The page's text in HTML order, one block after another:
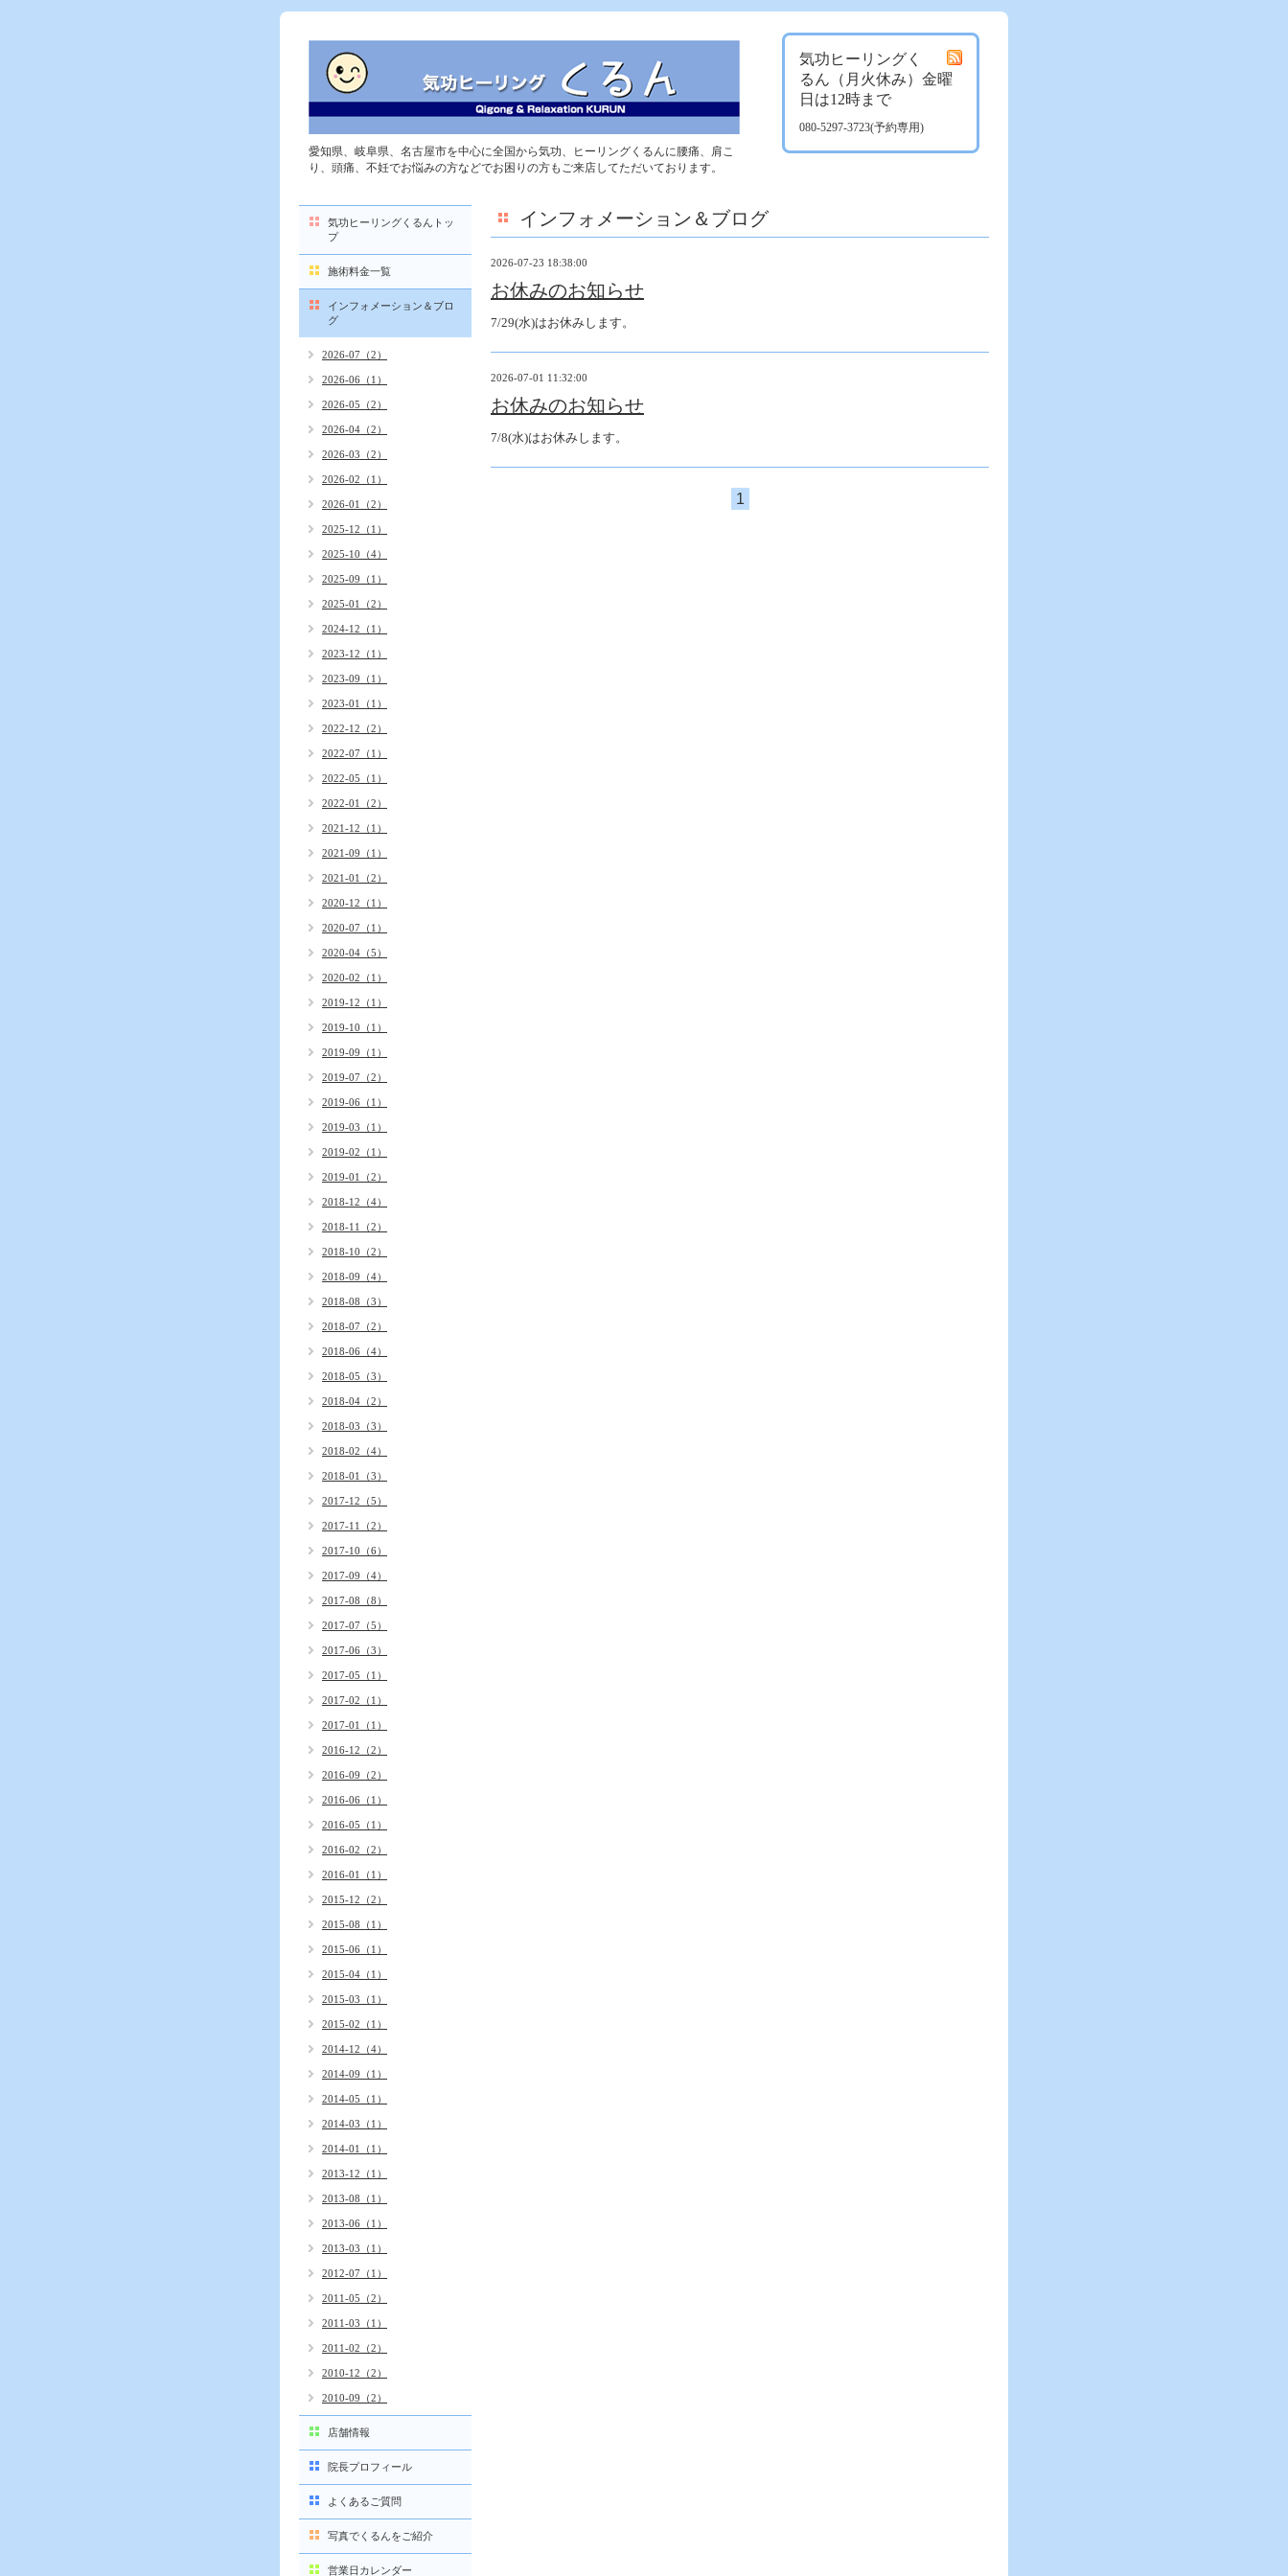
気功ヒーリングく
るん（月火休み）金曜
日は12時まで
080-5297-3723(予約専用)
愛知県、岐阜県、名古屋市を中心に全国から気功、ヒーリングくるんに腰痛、肩こ
り、頭痛、不妊でお悩みの方などでお困りの方もご来店してただいております。
インフォメーション＆ブログ
2026-07-23 18:38:00
お休みのお知らせ
7/29(水)はお休みします。
2026-07-01 11:32:00
お休みのお知らせ
7/8(水)はお休みします。
1
気功ヒーリングくるんトッ
プ
施術料金一覧
インフォメーション＆ブロ
グ
2026-07（2）
2026-06（1）
2026-05（2）
2026-04（2）
2026-03（2）
2026-02（1）
2026-01（2）
2025-12（1）
2025-10（4）
2025-09（1）
2025-01（2）
2024-12（1）
2023-12（1）
2023-09（1）
2023-01（1）
2022-12（2）
2022-07（1）
2022-05（1）
2022-01（2）
2021-12（1）
2021-09（1）
2021-01（2）
2020-12（1）
2020-07（1）
2020-04（5）
2020-02（1）
2019-12（1）
2019-10（1）
2019-09（1）
2019-07（2）
2019-06（1）
2019-03（1）
2019-02（1）
2019-01（2）
2018-12（4）
2018-11（2）
2018-10（2）
2018-09（4）
2018-08（3）
2018-07（2）
2018-06（4）
2018-05（3）
2018-04（2）
2018-03（3）
2018-02（4）
2018-01（3）
2017-12（5）
2017-11（2）
2017-10（6）
2017-09（4）
2017-08（8）
2017-07（5）
2017-06（3）
2017-05（1）
2017-02（1）
2017-01（1）
2016-12（2）
2016-09（2）
2016-06（1）
2016-05（1）
2016-02（2）
2016-01（1）
2015-12（2）
2015-08（1）
2015-06（1）
2015-04（1）
2015-03（1）
2015-02（1）
2014-12（4）
2014-09（1）
2014-05（1）
2014-03（1）
2014-01（1）
2013-12（1）
2013-08（1）
2013-06（1）
2013-03（1）
2012-07（1）
2011-05（2）
2011-03（1）
2011-02（2）
2010-12（2）
2010-09（2）
店舗情報
院長プロフィール
よくあるご質問
写真でくるんをご紹介
営業日カレンダー